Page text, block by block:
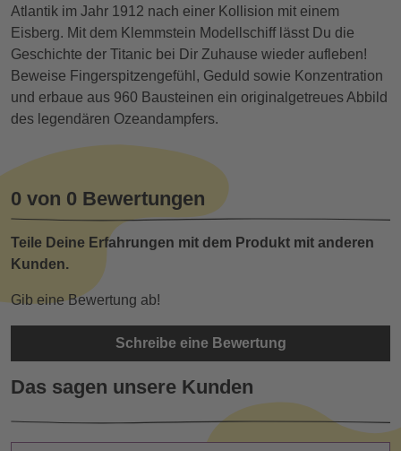
Atlantik im Jahr 1912 nach einer Kollision mit einem
Eisberg. Mit dem Klemmstein Modellschiff lässt Du die
Geschichte der Titanic bei Dir Zuhause wieder aufleben!
Beweise Fingerspitzengefühl, Geduld sowie Konzentration
und erbaue aus 960 Bausteinen ein originalgetreues Abbild
des legendären Ozeandampfers.
0 von 0 Bewertungen
Teile Deine Erfahrungen mit dem Produkt mit anderen
Kunden.
Gib eine Bewertung ab!
Schreibe eine Bewertung
Das sagen unsere Kunden